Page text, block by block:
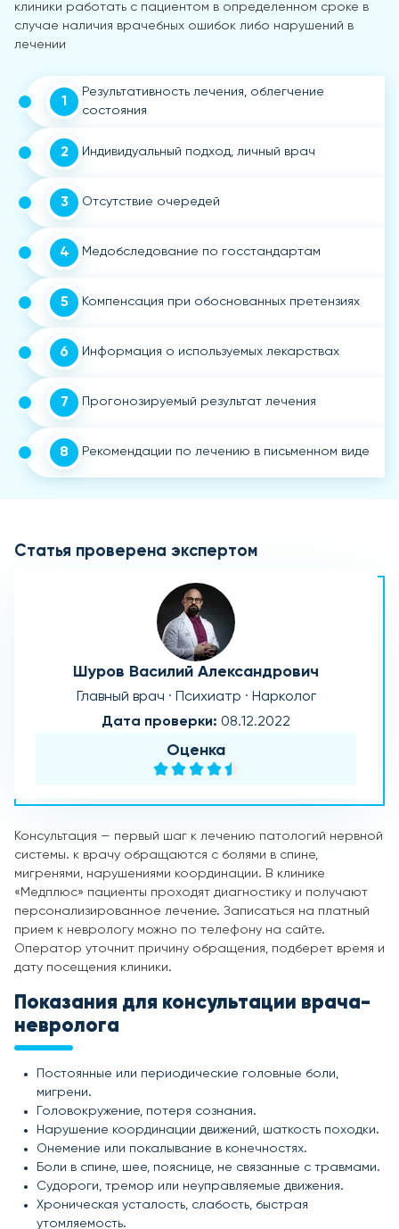
клиники работать с пациентом в определенном сроке в
случае наличия врачебных ошибок либо нарушений в
лечении
1
Результативность лечения, облегчение
состояния
2 Индивидуальный подход, личный врач
3 Отсутствие очередей
4 Медобследование по госстандартам
5 Компенсация при обоснованных претензиях
6 Информация о используемых лекарствах
7 Прогонозируемый результат лечения
8 Рекомендации по лечению в письменном виде
Статья проверена экспертом
Шуров Василий Александрович
Главный врач · Психиатр · Нарколог
Дата проверки: 08.12.2022
Оценка
Консультация — первый шаг к лечению патологий нервной
системы. к врачу обращаются с болями в спине,
мигренями, нарушениями координации. В клинике
«Медплюс» пациенты проходят диагностику и получают
персонализированное лечение. Записаться на платный
прием к неврологу можно по телефону на сайте.
Оператор уточнит причину обращения, подберет время и
дату посещения клиники.
Показания для консультации врача-
невролога
Постоянные или периодические головные боли,
мигрени.
Головокружение, потеря сознания.
Нарушение координации движений, шаткость походки.
Онемение или покалывание в конечностях.
Боли в спине, шее, пояснице, не связанные с травмами.
Судороги, тремор или неуправляемые движения.
Хроническая усталость, слабость, быстрая
утомляемость.